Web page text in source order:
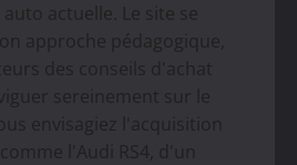
actuelle. Le site se
approche pédagogique,
des conseils d'achat
sereinement sur le
envisagiez l'acquisition
l'Audi RS4, d'un